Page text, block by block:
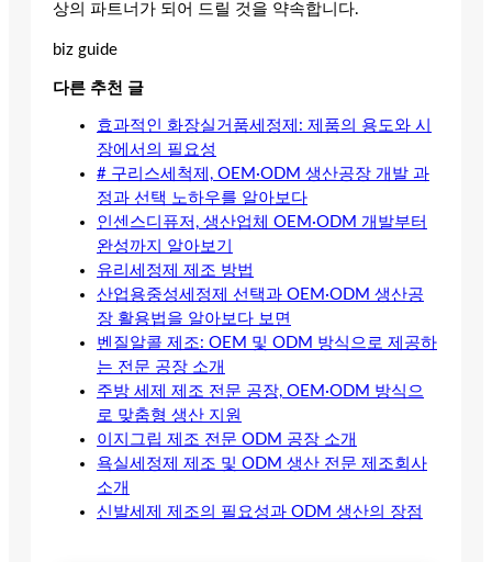
상의 파트너가 되어 드릴 것을 약속합니다.
biz guide
다른 추천 글
효과적인 화장실거품세정제: 제품의 용도와 시
장에서의 필요성
# 구리스세척제, OEM·ODM 생산공장 개발 과
정과 선택 노하우를 알아보다
인센스디퓨저, 생산업체 OEM·ODM 개발부터
완성까지 알아보기
유리세정제 제조 방법
산업용중성세정제 선택과 OEM·ODM 생산공
장 활용법을 알아보다 보면
벤질알콜 제조: OEM 및 ODM 방식으로 제공하
는 전문 공장 소개
주방 세제 제조 전문 공장, OEM·ODM 방식으
로 맞춤형 생산 지원
이지그립 제조 전문 ODM 공장 소개
욕실세정제 제조 및 ODM 생산 전문 제조회사
소개
신발세제 제조의 필요성과 ODM 생산의 장점